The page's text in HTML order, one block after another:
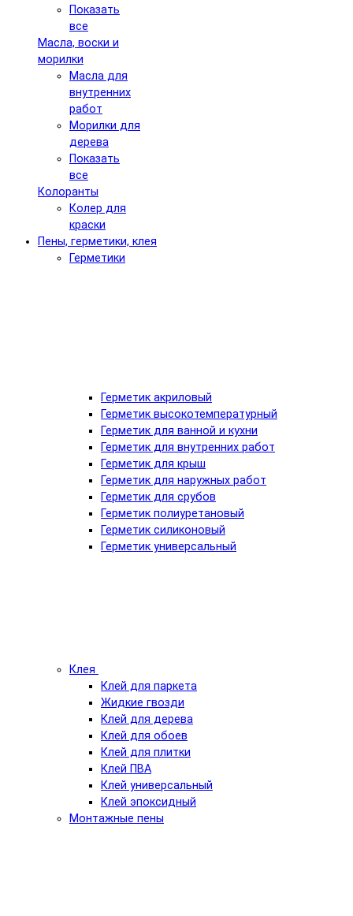
Показать
все
Масла, воски и
морилки
Масла для
внутренних
работ
Морилки для
дерева
Показать
все
Колоранты
Колер для
краски
Пены, герметики, клея
Герметики
Герметик акриловый
Герметик высокотемпературный
Герметик для ванной и кухни
Герметик для внутренних работ
Герметик для крыш
Герметик для наружных работ
Герметик для срубов
Герметик полиуретановый
Герметик силиконовый
Герметик универсальный
Клея
Клей для паркета
Жидкие гвозди
Клей для дерева
Клей для обоев
Клей для плитки
Клей ПВА
Клей универсальный
Клей эпоксидный
Монтажные пены